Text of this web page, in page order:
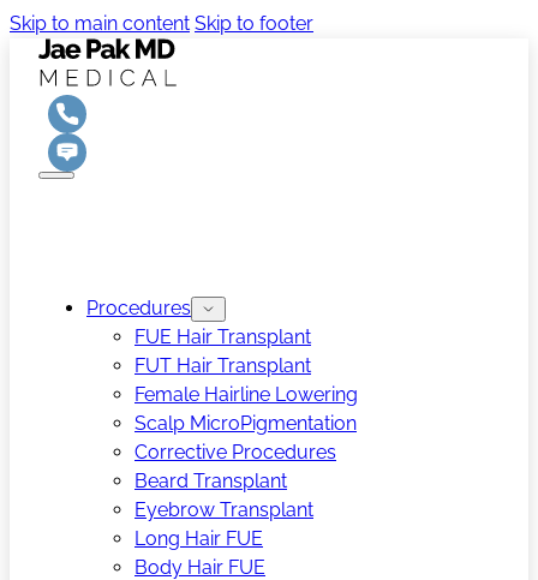
Skip to main content Skip to footer
Procedures
FUE Hair Transplant
FUT Hair Transplant
Female Hairline Lowering
Scalp MicroPigmentation
Corrective Procedures
Beard Transplant
Eyebrow Transplant
Long Hair FUE
Body Hair FUE